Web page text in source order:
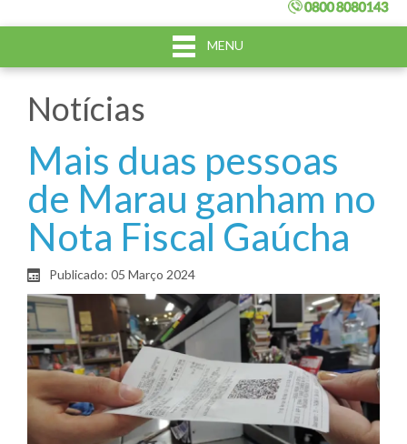
MENU
Notícias
Mais duas pessoas
de Marau ganham no
Nota Fiscal Gaúcha
Publicado: 05 Março 2024